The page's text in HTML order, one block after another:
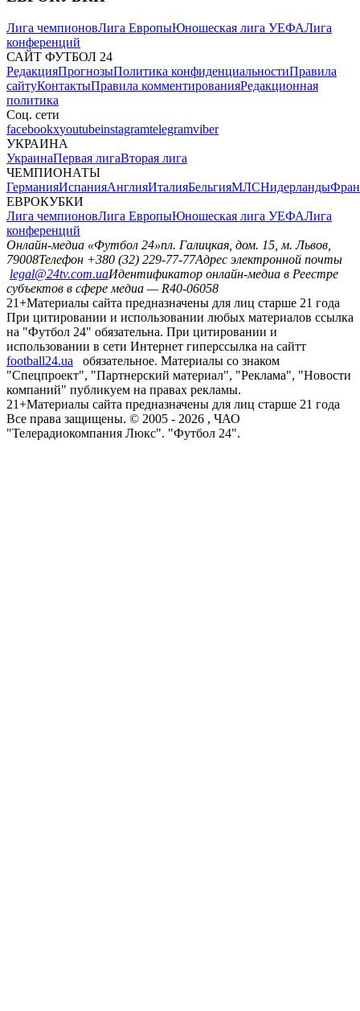
Лига чемпионовЛига ЕвропыЮношеская лига УЕФАЛига
конференций
САЙТ ФУТБОЛ 24
РедакцияПрогнозыПолитика конфиденциальностиПравила
сайтуКонтактыПравила комментированияРедакционная
политика
Соц. сети
facebookxyoutubeinstagramtelegramviber
УКРАИНА
УкраинаПервая лигаВторая лига
ЧЕМПИОНАТЫ
ГерманияИспанияАнглияИталияБельгияМЛСНидерланды
ЕВРОКУБКИ
Лига чемпионовЛига ЕвропыЮношеская лига УЕФАЛига
конференций
Онлайн-медиа «Футбол 24»пл. Галицкая, дом. 15, м. Львов,
79008Телефон +380 (32) 229-77-77Адрес электронной почты
legal@24tv.com.uaИдентификатор онлайн-медиа в Реестре
субъектов в сфере медиа — R40-06058
21+Материалы сайта предназначены для лиц старше 21 года
При цитировании и использовании любых материалов ссылка
на "Футбол 24" обязательна. При цитировании и
использовании в сети Интернет гиперссылка на сайтт
football24.ua
обязательное. Материалы со знаком
"Спецпроект", "Партнерский материал", "Реклама", "Новости
компаний" публикуем на правах рекламы.
21+Материалы сайта предназначены для лиц старше 21 года
Все права защищены. © 2005 - 2026 , ЧАО
"Телерадиокомпания Люкс". "Футбол 24".